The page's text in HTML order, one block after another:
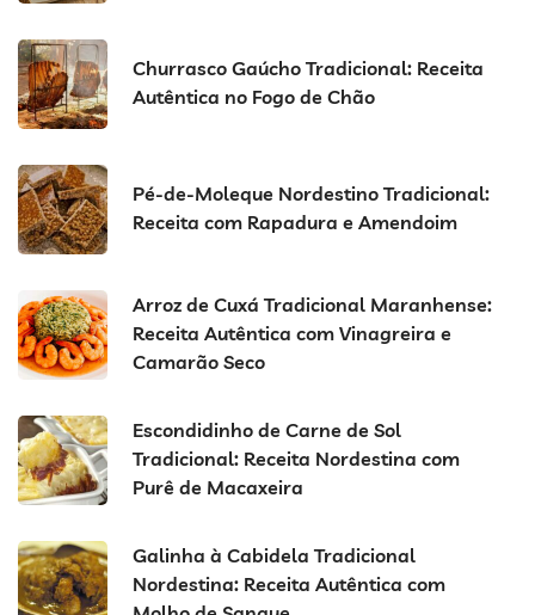
Churrasco Gaúcho Tradicional: Receita
Autêntica no Fogo de Chão
Pé-de-Moleque Nordestino Tradicional:
Receita com Rapadura e Amendoim
Arroz de Cuxá Tradicional Maranhense:
Receita Autêntica com Vinagreira e
Camarão Seco
Escondidinho de Carne de Sol
Tradicional: Receita Nordestina com
Purê de Macaxeira
Galinha à Cabidela Tradicional
Nordestina: Receita Autêntica com